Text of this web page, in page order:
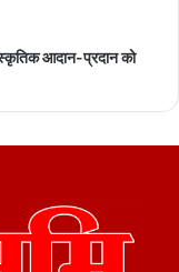
आदान-प्रदान को